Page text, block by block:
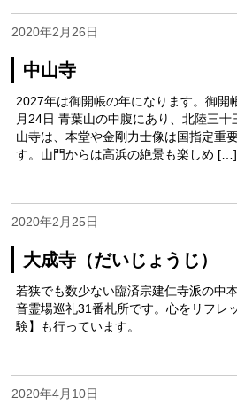
中山寺
2020年2月26日
2027年は御開帳の年になります。御開
月24日 青葉山の中腹にあり、北陸三
山寺は、本堂や金剛力士像は国指定重
す。山門からは高浜の絶景も楽しめ […]
大成寺（だいじょうじ）
2020年2月25日
若狭でも数少ない臨済宗建仁寺派の中
音霊場巡礼31番札所です。心をリフレ
験】も行っています。
2020年4月10日